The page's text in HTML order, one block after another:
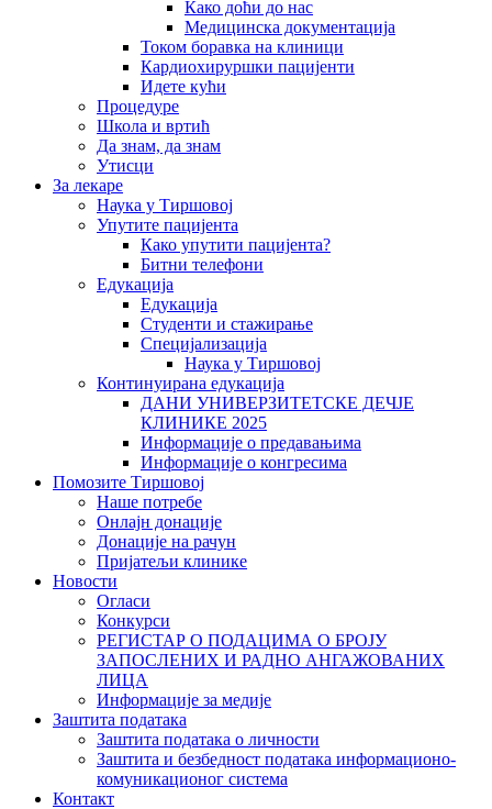
Како доћи до нас
Медицинска документација
Током боравка на клиници
Кардиохируршки пацијенти
Идете кући
Процедуре
Школа и вртић
Да знам, да знам
Утисци
За лекаре
Наука у Тиршовој
Упутите пацијента
Како упутити пацијента?
Битни телефони
Едукација
Едукација
Студенти и стажирање
Специјализација
Наука у Тиршовој
Континуирана едукација
ДАНИ УНИВЕРЗИТЕТСКЕ ДЕЧЈЕ
КЛИНИКЕ 2025
Информације о предавањима
Информације о конгресима
Помозите Тиршовој
Наше потребе
Онлајн донације
Донације на рачун
Пријатељи клинике
Новости
Огласи
Конкурси
РЕГИСТАР О ПОДАЦИМА О БРОЈУ
ЗАПОСЛЕНИХ И РАДНО АНГАЖОВАНИХ
ЛИЦА
Информације за медије
Заштита података
Заштита података о личности
Заштита и безбедност података информационо-
комуникационог система
Контакт